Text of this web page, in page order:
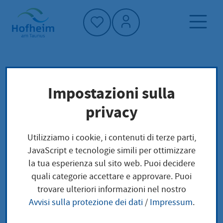
Home"
Pagina iniziale
Trova servizi
Preoccupazioni locali
Nach Tod der Ehepartnerin, des Ehepartners,
ändert sich langfristig die Steuerklasse;
kurzfristig kann die Steuerklasse III
beibehalten werden
Nach Tod der
Impostazioni sulla
privacy
Utilizziamo i cookie, i contenuti di terze parti,
JavaScript e tecnologie simili per ottimizzare
la tua esperienza sul sito web. Puoi decidere
quali categorie accettare e approvare. Puoi
trovare ulteriori informazioni nel nostro
Avvisi sulla protezione dei dati/ Impressum.